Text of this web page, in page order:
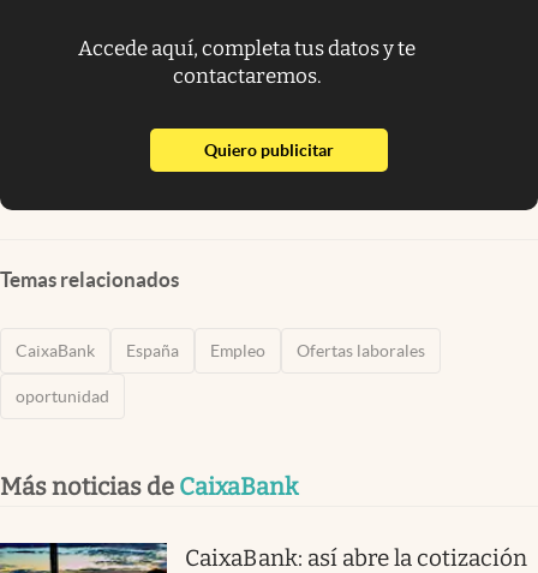
Accede aquí, completa tus datos y te
contactaremos.
Quiero publicitarabre en nueva pestaña
Temas relacionados
CaixaBank España Empleo Ofertas laborales
oportunidad
Más noticias de CaixaBank
CaixaBank: así abre la cotización